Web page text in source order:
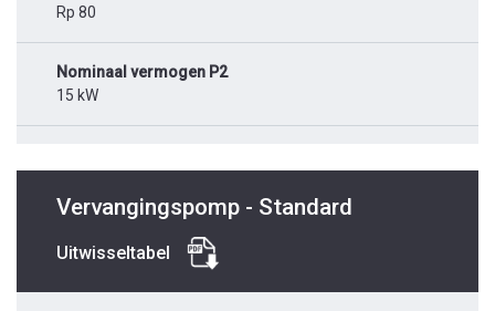
Rp 80
Nominaal vermogen P2
15 kW
Vervangingspomp - Standard
Uitwisseltabel